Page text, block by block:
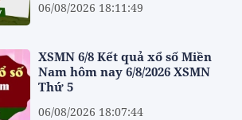
06/08/2026 18:11:49
XSMN 6/8 Kết quả xổ số Miền
Nam hôm nay 6/8/2026 XSMN
Thứ 5
06/08/2026 18:07:44